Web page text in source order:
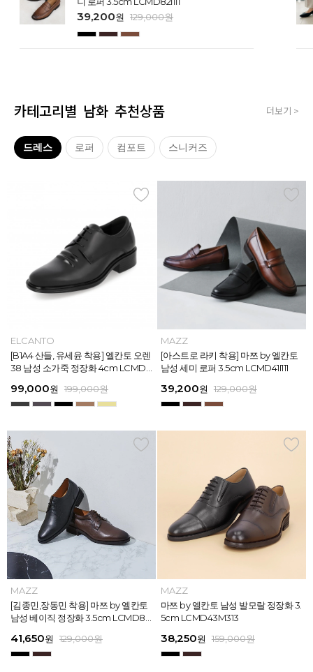
39,200원 129,000원
카테고리별 남화 추천상품 더보기 >
드레스 로퍼 컴포트 스니커즈
MAZZ
마쯔 by 엘칸토 남성 데이엔 스니커즈
3.5cm LCMS20M413
71,400원 189,000원
INTENSE
[아스트로 엠제이 착용] 인텐스 by 엘
칸토 남성 클래식 스니커즈 3cm LC
45,900원 129,000원
MAZZ
마쯔 by 엘칸토 남성 스트라이프 웨빙
포인트 스니커즈 3cm LCMS68M31
67,150원 179,000원
MAZZ
마쯔 by 엘칸토 남성 플레인 볼륨 컵
솔 스니커즈 3cm LCMS62M613
62,900원 179,000원
ELCANTO
[B1A4 산들, 유세윤 착용] 엘칸토 오렌
38 남성 소가죽 정장화 4cm LCMD3
99,000원 199,000원
MAZZ
[아스트로 라키 착용] 마쯔 by 엘칸토
남성 세미 로퍼 3.5cm LCMD41I111
39,200원 129,000원
MAZZ
[김종민,장동민 착용] 마쯔 by 엘칸토
남성 베이직 정장화 3.5cm LCMD80
41,650원 129,000원
MAZZ
마쯔 by 엘칸토 남성 발모랄 정장화 3.
5cm LCMD43M313
38,250원 159,000원
MAZZ
[박형식, 지창욱 착용] 마쯔 by 엘칸토
남성 페니 로퍼 3.5cm LCMD82I111
39,200원 129,000원
MAZZ
[안보현 착용] 마쯔 by 엘칸토 남성 캐
쥬얼 플렉시블 로퍼 2cm LCMC93M
38,250원 159,000원
MAZZ
마쯔 by 엘칸토 남성 오버랩 로퍼 2c
m LCMC92I126
38,250원 129,000원
MAZZ
마쯔 by 엘칸토 남성 스트랩 로퍼 2c
m LCMC91M313
39,200원 159,000원
MAZZ
마쯔 by 엘칸토 남성 데일리 컴포트화
4cm LCMF95M111
38,250원 129,000원
MAZZ
마쯔 by 엘칸토 남성 캐주얼 더비 슈
즈 2.4cm LCMC21M326
38,250원 129,000원
MAZZ
마쯔 by 엘칸토 남성 포인트 컴포트화
4cm LCMD11M111
41,650원 129,000원
MAZZ
마쯔 by 엘칸토 남성 캐주얼 컴포트화
4cm LCMD13M111
41,650원 129,000원
MAZZ
마쯔 by 엘칸토 남성 데이엔 스니커즈
3.5cm LCMS20M413
71,400원 189,000원
INTENSE
[아스트로 엠제이 착용] 인텐스 by 엘
칸토 남성 클래식 스니커즈 3cm LC
45,900원 129,000원
MAZZ
마쯔 by 엘칸토 남성 스트라이프 웨빙
포인트 스니커즈 3cm LCMS68M31
67,150원 179,000원
MAZZ
마쯔 by 엘칸토 남성 플레인 볼륨 컵
솔 스니커즈 3cm LCMS62M613
62,900원 179,000원
ELCANTO
[B1A4 산들, 유세윤 착용] 엘칸토 오렌
38 남성 소가죽 정장화 4cm LCMD3
99,000원 199,000원
MAZZ
[아스트로 라키 착용] 마쯔 by 엘칸토
남성 세미 로퍼 3.5cm LCMD41I111
39,200원 129,000원
MAZZ
[김종민,장동민 착용] 마쯔 by 엘칸토
남성 베이직 정장화 3.5cm LCMD80
41,650원 129,000원
MAZZ
마쯔 by 엘칸토 남성 발모랄 정장화 3.
5cm LCMD43M313
38,250원 159,000원